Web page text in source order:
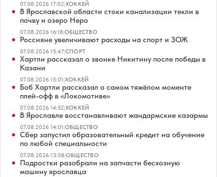
07.08.2026 17:02|ХОККЕЙ
В Ярославской области стоки канализации текли в
почву и озеро Неро
07.08.2026 16:18|ОБЩЕСТВО
Россияне увеличивают расходы на спорт и ЗОЖ
07.08.2026 15:47|СПОРТ
Хартли рассказал о звонке Никитину после победы в
Казани
07.08.2026 15:01|ХОККЕЙ
Боб Хартли рассказал о самом тяжёлом моменте
плей-офф в «Локомотиве»
07.08.2026 14:52|ХОККЕЙ
В Ярославле восстанавливают жандармские казармы
07.08.2026 14:01|ОБЩЕСТВО
Сбер запустил образовательный кредит на обучение
по любой специальности
07.08.2026 13:58|ОБЩЕСТВО
Подростки разобрали на запчасти бесхозную
машину ярославца